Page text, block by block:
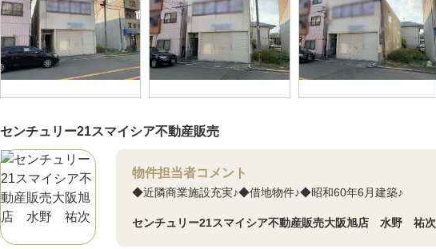
センチュリー21スマイシア不動産販売
物件担当者コメント
◆近隣商業施設充実♪◆借地物件♪◆昭和60年6月建築♪
センチュリー21スマイシア不動産販売大阪旭店 水野 祐次